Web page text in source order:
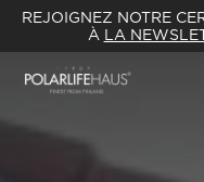
REJOIGNEZ NOTRE
À LA